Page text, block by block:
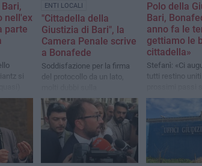
nell'ex
parte
si
in
ENTI LOCALI
"Cittadella della
Giustizia di Bari", la
Camera Penale scrive
a Bonafede
Soddisfazione per la firma
del protocollo da un lato,
realizzazione di quanto
sottoscritto dall'altro
Polo della
Bari,
anno fa le
gettiamo le
cittadella»
Stefanì: «Ci
tutti restino
effettuati in